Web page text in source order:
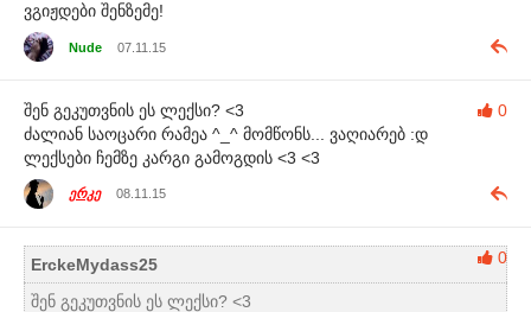
ვგიჟდები შენზემე!
Nude 07.11.15
0
შენ გეკუთვნის ეს ლექსი? <3
ძალიან საოცარი რამეა ^_^ მომწონს... ვაღიარებ :დ
ლექსები ჩემზე კარგი გამოგდის <3 <3
ერკე 08.11.15
0
ErckeMydass25
შენ გეკუთვნის ეს ლექსი? <3